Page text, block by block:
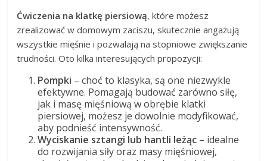
Ćwiczenia na klatkę piersiową, które możesz
zrealizować w domowym zaciszu, skutecznie angażują
wszystkie mięśnie i pozwalają na stopniowe zwiększanie
trudności. Oto kilka interesujących propozycji:
Pompki – choć to klasyka, są one niezwykle
efektywne. Pomagają budować zarówno siłę,
jak i masę mięśniową w obrębie klatki
piersiowej, możesz je dowolnie modyfikować,
aby podnieść intensywność.
Wyciskanie sztangi lub hantli leżąc – idealne
do rozwijania siły oraz masy mięśniowej,